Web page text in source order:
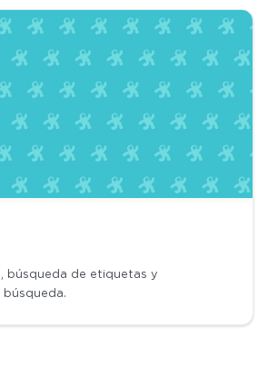
búsqueda de etiquetas y